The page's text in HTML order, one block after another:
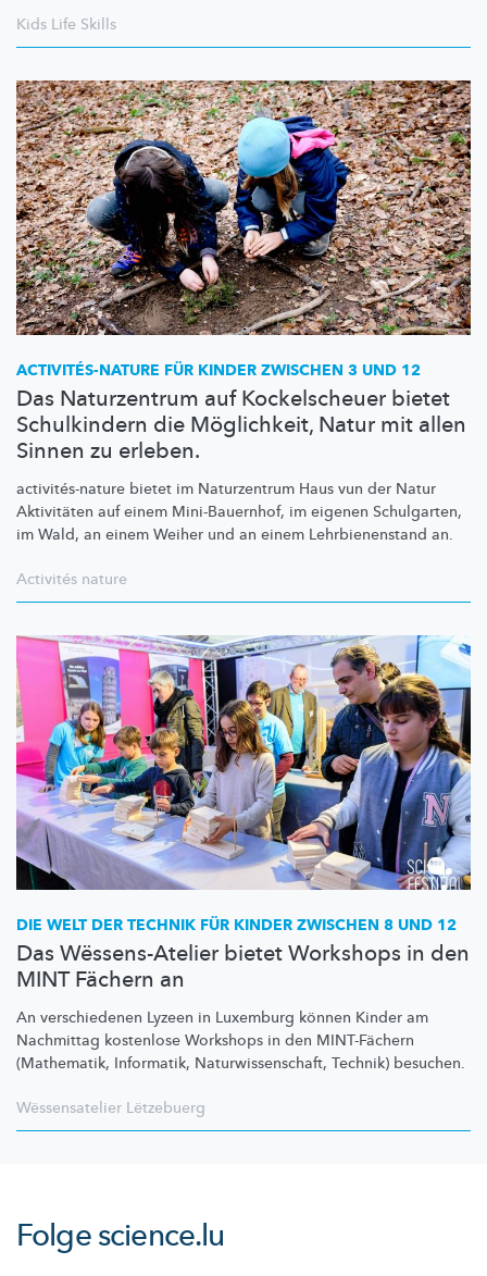
Kids Life Skills
ACTIVITÉS-NATURE FÜR KINDER ZWISCHEN 3 UND 12
Das Naturzentrum auf Kockelscheuer bietet
Schulkindern die Möglichkeit, Natur mit allen
Sinnen zu erleben.
activités-nature bietet im Naturzentrum Haus vun der Natur
Aktivitäten auf einem Mini-Bauernhof, im eigenen Schulgarten,
im Wald, an einem Weiher und an einem Lehrbienenstand an.
Activités nature
DIE WELT DER TECHNIK FÜR KINDER ZWISCHEN 8 UND 12
Das Wëssens-Atelier bietet Workshops in den
MINT Fächern an
An verschiedenen Lyzeen in Luxemburg können Kinder am
Nachmittag kostenlose Workshops in den MINT-Fächern
(Mathematik, Informatik, Naturwissenschaft, Technik) besuchen.
Wëssensatelier Lëtzebuerg
Folgescience.lu